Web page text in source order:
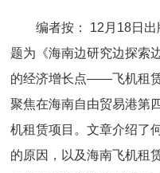
编者按： 12月18日
题为《海南边研究边探索
的经济增长点——飞机租
聚焦在海南自由贸易港第
机租赁项目。文章介绍了
的原因，以及海南飞机租